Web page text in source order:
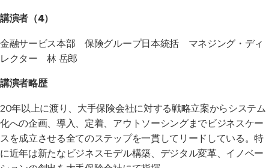
講演者（4）
金融サービス本部 保険グループ日本統括 マネジング・ディ
レクター 林 岳郎
講演者略歴
20年以上に渡り、大手保険会社に対する戦略立案からシステム
化への企画、導入、定着、アウトソーシングまでビジネスケー
スを成立させる全てのステップを一貫してリードしている。特
に近年は新たなビジネスモデル構築、デジタル変革、イノベー